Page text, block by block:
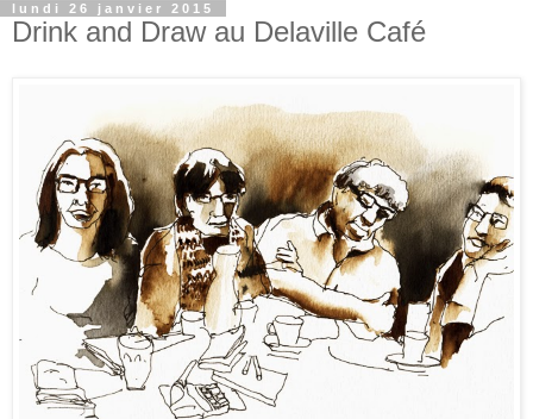
lundi 26 janvier 2015
Drink and Draw au Delaville Café